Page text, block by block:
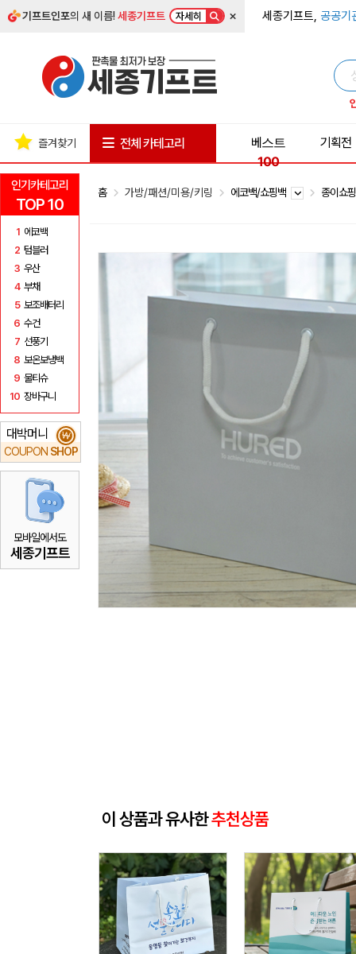
기프트인포의 새 이름!세종기프트 자세히 × 세종기프트, 공공기
인기카테고리
TOP 10
1 에코백
2 텀블러
3 우산
4 부채
5 보조배터리
6 수건
7 선풍기
8 보온보냉백
9 물티슈
10 장바구니
대박머니
COUPON SHOP
₩
모바일에서도
세종기프트
즐겨찾기 전체 카테고리
베스트
100
기획전
홈 가방/패션/미용/키링 에코백/쇼핑백 종이쇼
이 상품과 유사한추천상품